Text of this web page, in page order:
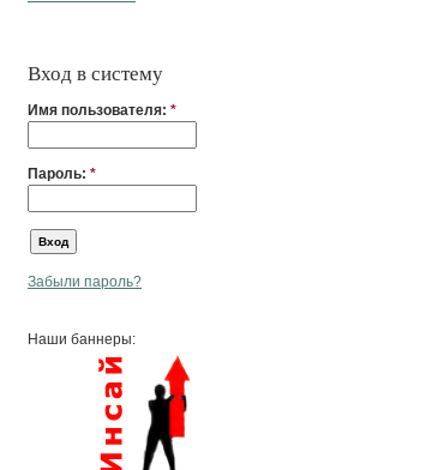
Вход в систему
Имя пользователя: *
Пароль: *
Забыли пароль?
Наши баннеры: